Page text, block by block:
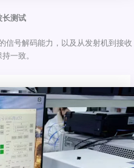
长测试
信号解码能力，以及从发射机到接收
一致。